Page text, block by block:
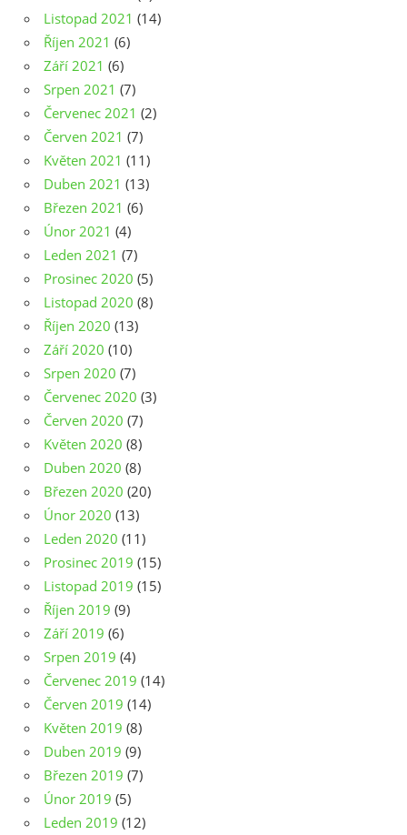
Listopad 2021 (14)
Říjen 2021 (6)
Září 2021 (6)
Srpen 2021 (7)
Červenec 2021 (2)
Červen 2021 (7)
Květen 2021 (11)
Duben 2021 (13)
Březen 2021 (6)
Únor 2021 (4)
Leden 2021 (7)
Prosinec 2020 (5)
Listopad 2020 (8)
Říjen 2020 (13)
Září 2020 (10)
Srpen 2020 (7)
Červenec 2020 (3)
Červen 2020 (7)
Květen 2020 (8)
Duben 2020 (8)
Březen 2020 (20)
Únor 2020 (13)
Leden 2020 (11)
Prosinec 2019 (15)
Listopad 2019 (15)
Říjen 2019 (9)
Září 2019 (6)
Srpen 2019 (4)
Červenec 2019 (14)
Červen 2019 (14)
Květen 2019 (8)
Duben 2019 (9)
Březen 2019 (7)
Únor 2019 (5)
Leden 2019 (12)